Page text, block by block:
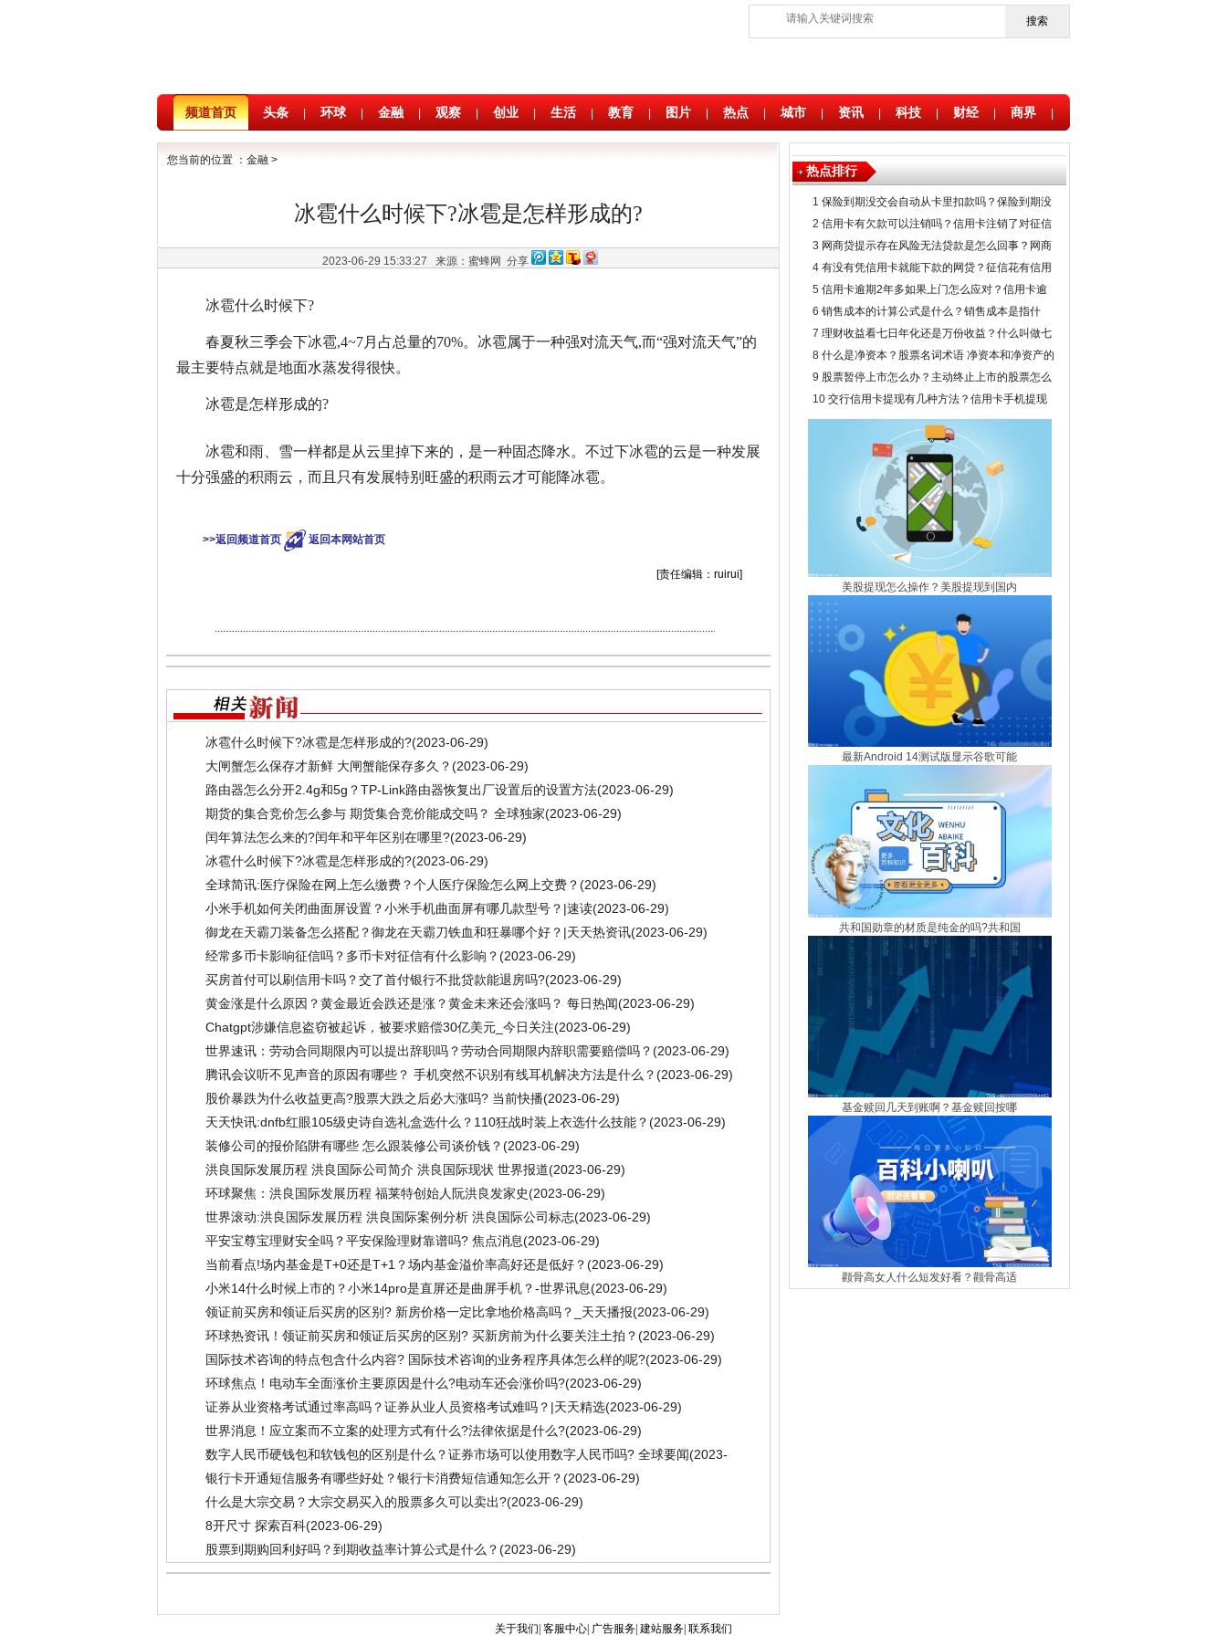
搜索
频道首页 头条 环球 金融 观察 创业 生活 教育 图片 热点 城市 资讯 科技 财经 商界
您当前的位置 ： 金融 >
冰雹什么时候下?冰雹是怎样形成的?
2023-06-29 15:33:27 来源：蜜蜂网 分享
冰雹什么时候下?
春夏秋三季会下冰雹,4~7月占总量的70%。冰雹属于一种强对流天气,而“强对流天气”的
最主要特点就是地面水蒸发得很快。
冰雹是怎样形成的?
冰雹和雨、雪一样都是从云里掉下来的，是一种固态降水。不过下冰雹的云是一种发展
十分强盛的积雨云，而且只有发展特别旺盛的积雨云才可能降冰雹。
>>返回频道首页 返回本网站首页
[责任编辑：ruirui]
冰雹什么时候下?冰雹是怎样形成的?(2023-06-29)
大闸蟹怎么保存才新鲜 大闸蟹能保存多久？(2023-06-29)
路由器怎么分开2.4g和5g？TP-Link路由器恢复出厂设置后的设置方法(2023-06-29)
期货的集合竞价怎么参与 期货集合竞价能成交吗？ 全球独家(2023-06-29)
闰年算法怎么来的?闰年和平年区别在哪里?(2023-06-29)
冰雹什么时候下?冰雹是怎样形成的?(2023-06-29)
全球简讯:医疗保险在网上怎么缴费？个人医疗保险怎么网上交费？(2023-06-29)
小米手机如何关闭曲面屏设置？小米手机曲面屏有哪几款型号？|速读(2023-06-29)
御龙在天霸刀装备怎么搭配？御龙在天霸刀铁血和狂暴哪个好？|天天热资讯(2023-06-29)
经常多币卡影响征信吗？多币卡对征信有什么影响？(2023-06-29)
买房首付可以刷信用卡吗？交了首付银行不批贷款能退房吗?(2023-06-29)
黄金涨是什么原因？黄金最近会跌还是涨？黄金未来还会涨吗？ 每日热闻(2023-06-29)
Chatgpt涉嫌信息盗窃被起诉，被要求赔偿30亿美元_今日关注(2023-06-29)
世界速讯：劳动合同期限内可以提出辞职吗？劳动合同期限内辞职需要赔偿吗？(2023-06-29)
腾讯会议听不见声音的原因有哪些？ 手机突然不识别有线耳机解决方法是什么？(2023-06-29)
股价暴跌为什么收益更高?股票大跌之后必大涨吗? 当前快播(2023-06-29)
天天快讯:dnfb红眼105级史诗自选礼盒选什么？110狂战时装上衣选什么技能？(2023-06-29)
装修公司的报价陷阱有哪些 怎么跟装修公司谈价钱？(2023-06-29)
洪良国际发展历程 洪良国际公司简介 洪良国际现状 世界报道(2023-06-29)
环球聚焦：洪良国际发展历程 福莱特创始人阮洪良发家史(2023-06-29)
世界滚动:洪良国际发展历程 洪良国际案例分析 洪良国际公司标志(2023-06-29)
平安宝尊宝理财安全吗？平安保险理财靠谱吗? 焦点消息(2023-06-29)
当前看点!场内基金是T+0还是T+1？场内基金溢价率高好还是低好？(2023-06-29)
小米14什么时候上市的？小米14pro是直屏还是曲屏手机？-世界讯息(2023-06-29)
领证前买房和领证后买房的区别? 新房价格一定比拿地价格高吗？_天天播报(2023-06-29)
环球热资讯！领证前买房和领证后买房的区别? 买新房前为什么要关注土拍？(2023-06-29)
国际技术咨询的特点包含什么内容? 国际技术咨询的业务程序具体怎么样的呢?(2023-06-29)
环球焦点！电动车全面涨价主要原因是什么?电动车还会涨价吗?(2023-06-29)
证券从业资格考试通过率高吗？证券从业人员资格考试难吗？|天天精选(2023-06-29)
世界消息！应立案而不立案的处理方式有什么?法律依据是什么?(2023-06-29)
数字人民币硬钱包和软钱包的区别是什么？证券市场可以使用数字人民币吗? 全球要闻(2023-
06-29)
银行卡开通短信服务有哪些好处？银行卡消费短信通知怎么开？(2023-06-29)
什么是大宗交易？大宗交易买入的股票多久可以卖出?(2023-06-29)
8开尺寸 探索百科(2023-06-29)
股票到期购回利好吗？到期收益率计算公式是什么？(2023-06-29)
热点排行
1 保险到期没交会自动从卡里扣款吗？保险到期没
交可以退保吗？办理退保需要什么
2 信用卡有欠款可以注销吗？信用卡注销了对征信
有影响吗？
3 网商贷提示存在风险无法贷款是怎么回事？网商
贷怎么看是不是正规的？
4 有没有凭信用卡就能下款的网贷？征信花有信用
卡秒下款的网贷？
5 信用卡逾期2年多如果上门怎么应对？信用卡逾
期多久会坐牢？
6 销售成本的计算公式是什么？销售成本是指什
么？销售收入净额等于营业利润吗
7 理财收益看七日年化还是万份收益？什么叫做七
日年化收益率？
8 什么是净资本？股票名词术语 净资本和净资产的
区别和联系
9 股票暂停上市怎么办？主动终止上市的股票怎么
办？
10 交行信用卡提现有几种方法？信用卡手机提现
怎么提？
美股提现怎么操作？美股提现到国内
最新Android 14测试版显示谷歌可能
共和国勋章的材质是纯金的吗?共和国
基金赎回几天到账啊？基金赎回按哪
颧骨高女人什么短发好看？颧骨高适
关于我们| 客服中心| 广告服务| 建站服务| 联系我们